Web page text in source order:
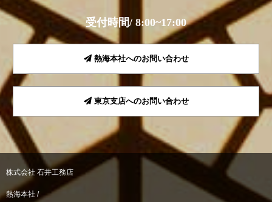
受付時間/ 8:00~17:00
熱海本社へのお問い合わせ
東京支店へのお問い合わせ
株式会社 石井工務店
熱海本社 /